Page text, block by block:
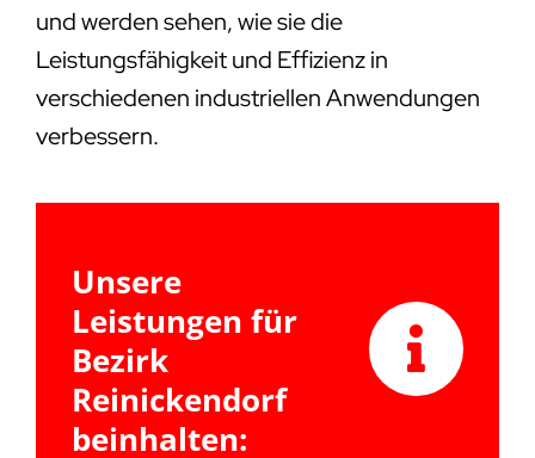
und werden sehen, wie sie die
Leistungsfähigkeit und Effizienz in
verschiedenen industriellen Anwendungen
verbessern.
Unsere
Leistungen für
Bezirk
Reinickendorf
beinhalten: